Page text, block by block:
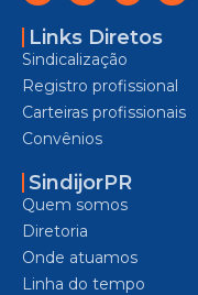
Links Diretos
Sindicalização
Registro profissional
Carteiras profissionais
Convênios
SindijorPR
Quem somos
Diretoria
Onde atuamos
Linha do tempo